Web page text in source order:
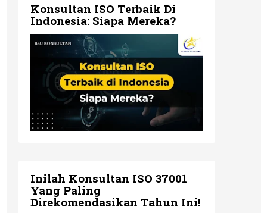
Konsultan ISO Terbaik Di
Indonesia: Siapa Mereka?
Inilah Konsultan ISO 37001
Yang Paling
Direkomendasikan Tahun Ini!